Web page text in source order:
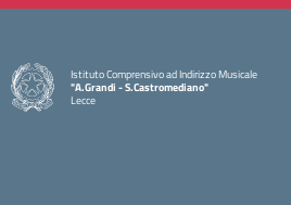
Istituto Comprensivo ad Indirizzo Musicale
"A.Grandi - S.Castromediano"
Lecce